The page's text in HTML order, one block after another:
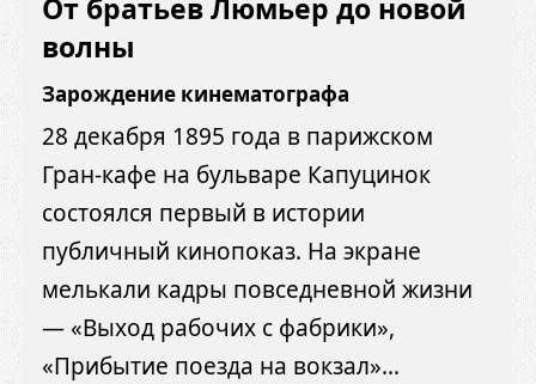
От братьев Люмьер до новой
волны
Зарождение кинематографа
28 декабря 1895 года в парижском
Гран-кафе на бульваре Капуцинок
состоялся первый в истории
публичный кинопоказ. На экране
мелькали кадры повседневной жизни
— «Выход рабочих с фабрики»,
«Прибытие поезда на вокзал»…